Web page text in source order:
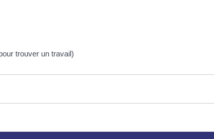
trouver un travail)